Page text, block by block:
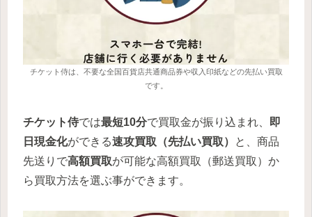
チケット侍は、不要な全国百貨店共通商品券や収入印紙などの先払い買取
です。
チケット侍では最短10分で買取金が振り込まれ、
即
日現金化ができる速攻買取（先払い買取）
と、商品
先送りで高額買取が可能な高額買取（郵送買取）か
ら買取方法を選ぶ事ができます。